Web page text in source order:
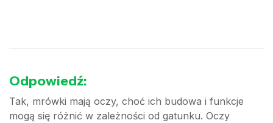
Odpowiedź:
Tak, mrówki mają oczy, choć ich budowa i funkcje
mogą się różnić w zależności od gatunku. Oczy